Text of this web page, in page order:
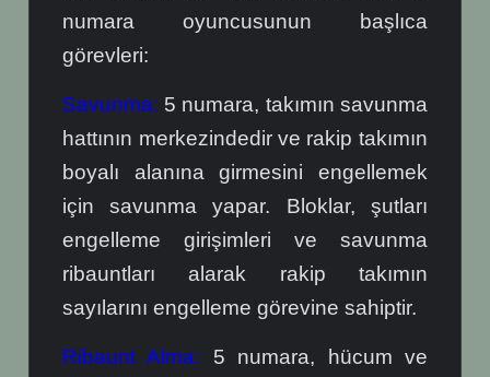
numara oyuncusunun başlıca
görevleri:
Savunma: 5 numara, takımın savunma
hattının merkezindedir ve rakip takımın
boyalı alanına girmesini engellemek
için savunma yapar. Bloklar, şutları
engelleme girişimleri ve savunma
ribauntları alarak rakip takımın
sayılarını engelleme görevine sahiptir.
Ribaunt Alma: 5 numara, hücum ve